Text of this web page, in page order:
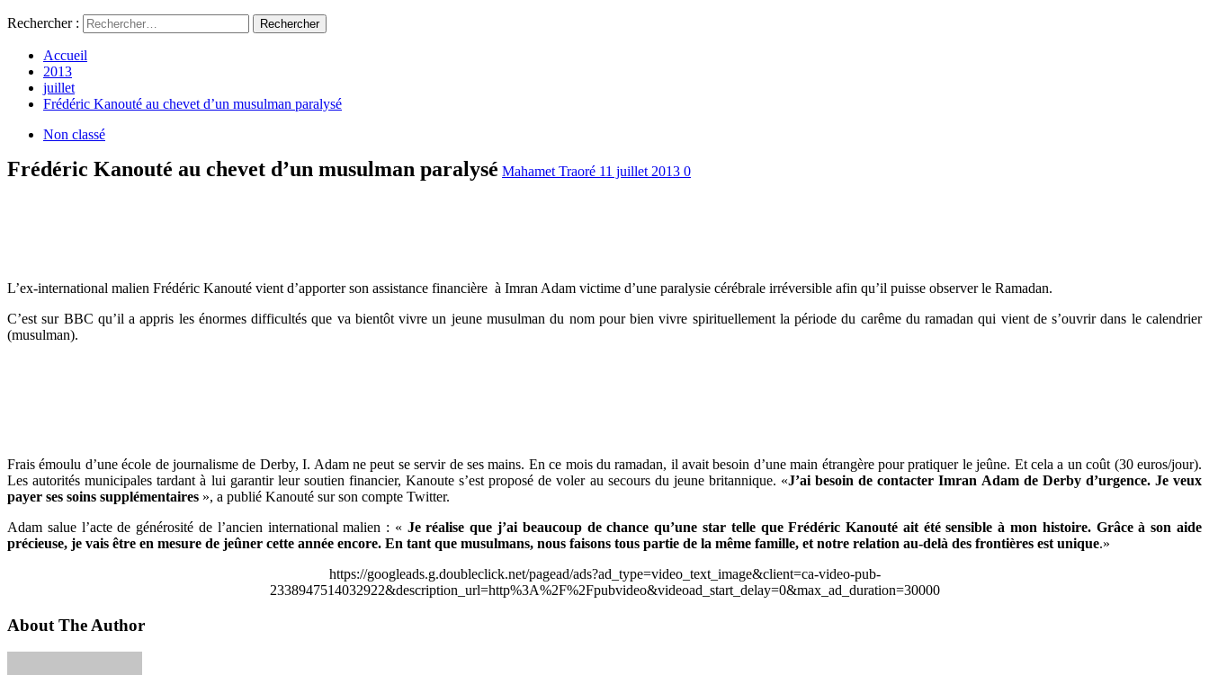
Rechercher :
Accueil
2013
juillet
Frédéric Kanouté au chevet d’un musulman paralysé
Non classé
Frédéric Kanouté au chevet d’un musulman paralysé Mahamet Traoré 11 juillet 2013 0
L’ex-international malien Frédéric Kanouté vient d’apporter son assistance financière à Imran Adam victime d’une paralysie cérébrale irréversible afin qu’il puisse observer le Ramadan.
C’est sur BBC qu’il a appris les énormes difficultés que va bientôt vivre un jeune musulman du nom pour bien vivre spirituellement la période du carême du ramadan qui vient de s’ouvrir dans le calendrier
(musulman).
Frais émoulu d’une école de journalisme de Derby, I. Adam ne peut se servir de ses mains. En ce mois du ramadan, il avait besoin d’une main étrangère pour pratiquer le jeûne. Et cela a un coût (30 euros/jour).
Les autorités municipales tardant à lui garantir leur soutien financier, Kanoute s’est proposé de voler au secours du jeune britannique. «J’ai besoin de contacter Imran Adam de Derby d’urgence. Je veux
payer ses soins supplémentaires », a publié Kanouté sur son compte Twitter.
Adam salue l’acte de générosité de l’ancien international malien : « Je réalise que j’ai beaucoup de chance qu’une star telle que Frédéric Kanouté ait été sensible à mon histoire. Grâce à son aide
précieuse, je vais être en mesure de jeûner cette année encore. En tant que musulmans, nous faisons tous partie de la même famille, et notre relation au-delà des frontières est unique.»
https://googleads.g.doubleclick.net/pagead/ads?ad_type=video_text_image&client=ca-video-pub-
2338947514032922&description_url=http%3A%2F%2Fpubvideo&videoad_start_delay=0&max_ad_duration=30000
About The Author